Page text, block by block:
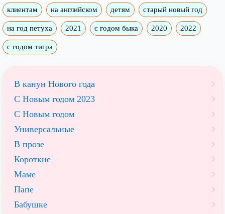
клиентам на английском детям старый новый год
на год петуха 2021 с годом быка 2020 2022
с годом тигра
В канун Нового года
С Новым годом 2023
С Новым годом
Универсальные
В прозе
Короткие
Маме
Папе
Бабушке